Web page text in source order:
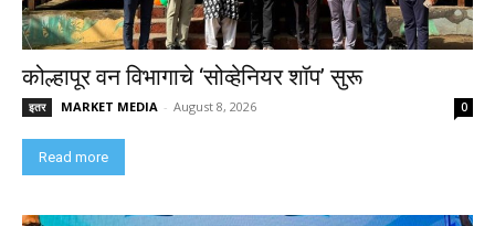
कोल्हापूर वन विभागाचे ‘सोव्हेनियर शॉप’ सुरू
इतर MARKET MEDIA - August 8, 2026 0
Read more